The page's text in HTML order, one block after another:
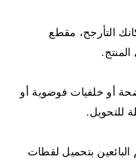
التأرجح، مقطع
أو خلفيات فوضوية أو
للتحويل.
بتحميل لقطات